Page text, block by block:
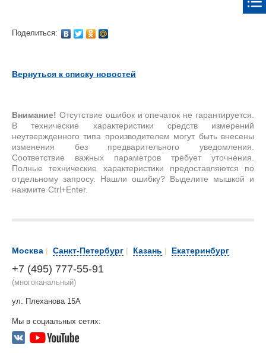
Поделиться:
Вернуться к списку новостей
Внимание! Отсутствие ошибок и опечаток не гарантируется.
В технические характеристики средств измерений
неутвержденного типа производителем могут быть внесены
изменения без предварительного уведомления.
Соответствие важных параметров требует уточнения.
Полные технические характеристики предоставляются по
отдельному запросу. Нашли ошибку? Выделите мышкой и
нажмите Ctrl+Enter.
Москва | Санкт-Петербург | Казань | Екатеринбург
+7 (495) 777-55-91
(многоканальный)
ул. Плеханова 15А
Мы в социальных сетях: